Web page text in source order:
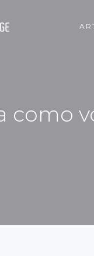
como